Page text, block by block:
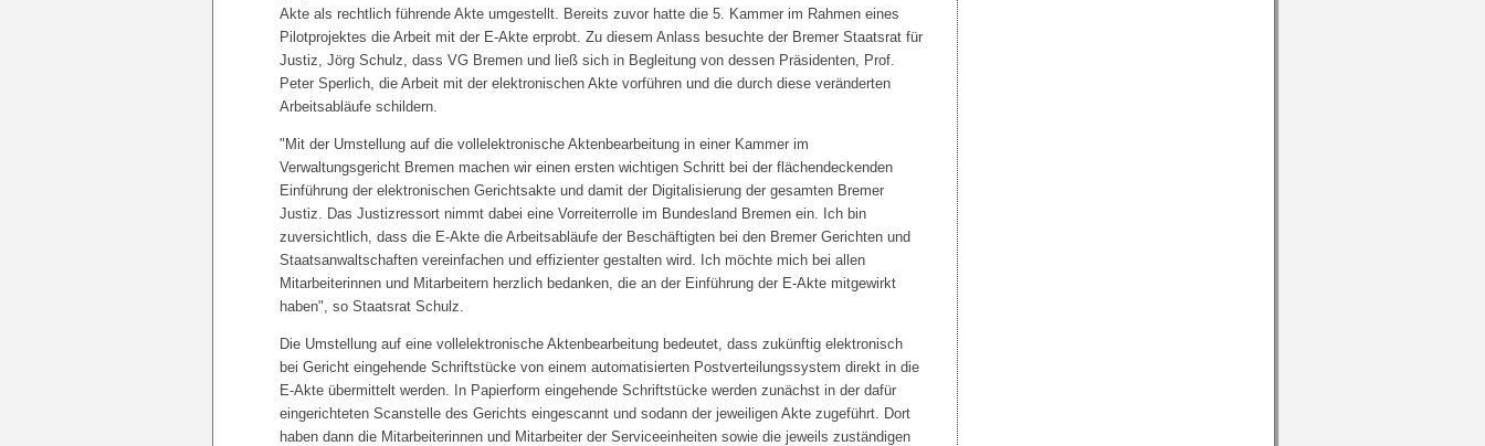
Akte als rechtlich führende Akte umgestellt. Bereits zuvor hatte die 5. Kammer im Rahmen eines
Pilotprojektes die Arbeit mit der E-Akte erprobt. Zu diesem Anlass besuchte der Bremer Staatsrat für
Justiz, Jörg Schulz, dass VG Bremen und ließ sich in Begleitung von dessen Präsidenten, Prof.
Peter Sperlich, die Arbeit mit der elektronischen Akte vorführen und die durch diese veränderten
Arbeitsabläufe schildern.
"Mit der Umstellung auf die vollelektronische Aktenbearbeitung in einer Kammer im
Verwaltungsgericht Bremen machen wir einen ersten wichtigen Schritt bei der flächendeckenden
Einführung der elektronischen Gerichtsakte und damit der Digitalisierung der gesamten Bremer
Justiz. Das Justizressort nimmt dabei eine Vorreiterrolle im Bundesland Bremen ein. Ich bin
zuversichtlich, dass die E-Akte die Arbeitsabläufe der Beschäftigten bei den Bremer Gerichten und
Staatsanwaltschaften vereinfachen und effizienter gestalten wird. Ich möchte mich bei allen
Mitarbeiterinnen und Mitarbeitern herzlich bedanken, die an der Einführung der E-Akte mitgewirkt
haben", so Staatsrat Schulz.
Die Umstellung auf eine vollelektronische Aktenbearbeitung bedeutet, dass zukünftig elektronisch
bei Gericht eingehende Schriftstücke von einem automatisierten Postverteilungssystem direkt in die
E-Akte übermittelt werden. In Papierform eingehende Schriftstücke werden zunächst in der dafür
eingerichteten Scanstelle des Gerichts eingescannt und sodann der jeweiligen Akte zugeführt. Dort
haben dann die Mitarbeiterinnen und Mitarbeiter der Serviceeinheiten sowie die jeweils zuständigen